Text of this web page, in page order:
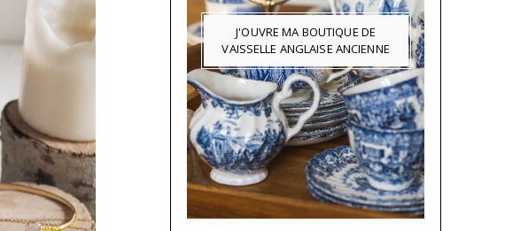
J'OUVRE MA BOUTIQUE DE
VAISSELLE ANGLAISE ANCIENNE